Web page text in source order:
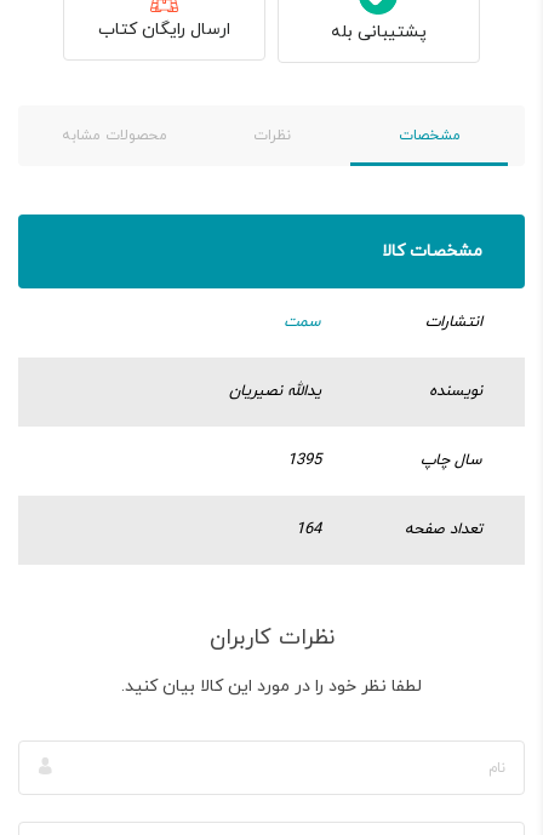
پشتیبانی بله ارسال رایگان کتاب
مشخصات نظرات محصولات مشابه
مشخصات کالا
انتشارات سمت
نویسنده یدالله نصیریان
سال چاپ 1395
تعداد صفحه 164
نظرات کاربران
لطفا نظر خود را در مورد این کالا بیان کنید.